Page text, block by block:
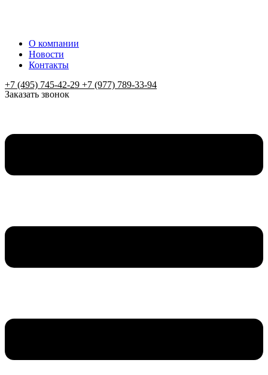
О компании
Новости
Контакты
+7 (495) 745-42-29 +7 (977) 789-33-94
Заказать звонок